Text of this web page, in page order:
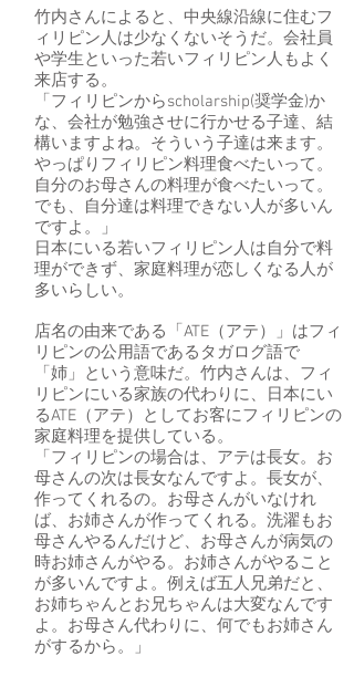
竹内さんによると、中央線沿線に住むフ
ィリピン人は少なくないそうだ。会社員
や学生といった若いフィリピン人もよく
来店する。
「フィリピンからscholarship(奨学金)か
な、会社が勉強させに行かせる子達、結
構いますよね。そういう子達は来ます。
やっぱりフィリピン料理食べたいって。
自分のお母さんの料理が食べたいって。
でも、自分達は料理できない人が多いん
ですよ。」
日本にいる若いフィリピン人は自分で料
理ができず、家庭料理が恋しくなる人が
多いらしい。
店名の由来である「ATE（アテ）」はフィ
リピンの公用語であるタガログ語で
「姉」という意味だ。竹内さんは、フィ
リピンにいる家族の代わりに、日本にい
るATE（アテ）としてお客にフィリピンの
家庭料理を提供している。
「フィリピンの場合は、アテは長女。お
母さんの次は長女なんですよ。長女が、
作ってくれるの。お母さんがいなけれ
ば、お姉さんが作ってくれる。洗濯もお
母さんやるんだけど、お母さんが病気の
時お姉さんがやる。お姉さんがやること
が多いんですよ。例えば五人兄弟だと、
お姉ちゃんとお兄ちゃんは大変なんです
よ。お母さん代わりに、何でもお姉さん
がするから。」